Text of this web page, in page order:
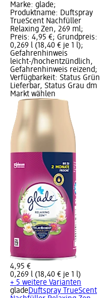
Marke: glade;
Produktname: Duftspray
TrueScent Nachfüller
Relaxing Zen, 269 ml;
Preis: 4,95 €; Grundpreis:
0,269 l (18,40 € je 1 l);
Gefahrenhinweis
leicht-/hochentzündlich,
Gefahrenhinweis reizend;
Verfügbarkeit: Status Grün
Lieferbar, Status Grau dm
Markt wählen
4,95 €
0,269 l (18,40 € je 1 l)
+ 5 weitere Varianten
gladeDuftspray TrueScent